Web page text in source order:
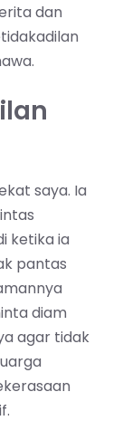
dan
saya. Ia
ketika ia
pantas
diam
agar tidak
.